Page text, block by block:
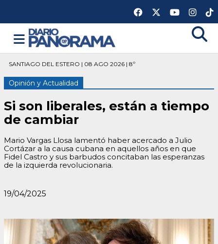
SANTIAGO DEL ESTERO | 08 AGO 2026 | 8º
Opinión y Actualidad
Si son liberales, están a tiempo
de cambiar
Mario Vargas Llosa lamentó haber acercado a Julio
Cortázar a la causa cubana en aquellos años en que
Fidel Castro y sus barbudos concitaban las esperanzas
de la izquierda revolucionaria.
19/04/2025